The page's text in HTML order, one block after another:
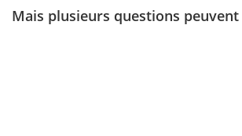
Mais plusieurs questions peuvent